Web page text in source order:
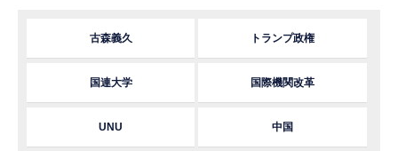
古森義久 トランプ政権
国連大学 国際機関改革
UNU 中国